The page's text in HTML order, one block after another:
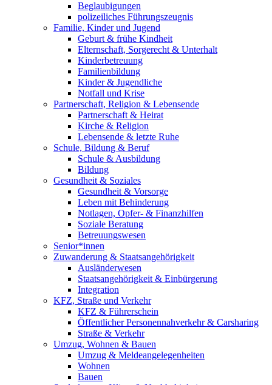
Beglaubigungen
polizeiliches Führungszeugnis
Familie, Kinder und Jugend
Geburt & frühe Kindheit
Elternschaft, Sorgerecht & Unterhalt
Kinderbetreuung
Familienbildung
Kinder & Jugendliche
Notfall und Krise
Partnerschaft, Religion & Lebensende
Partnerschaft & Heirat
Kirche & Religion
Lebensende & letzte Ruhe
Schule, Bildung & Beruf
Schule & Ausbildung
Bildung
Gesundheit & Soziales
Gesundheit & Vorsorge
Leben mit Behinderung
Notlagen, Opfer- & Finanzhilfen
Soziale Beratung
Betreuungswesen
Senior*innen
Zuwanderung & Staatsangehörigkeit
Ausländerwesen
Staatsangehörigkeit & Einbürgerung
Integration
KFZ, Straße und Verkehr
KFZ & Führerschein
Öffentlicher Personennahverkehr & Carsharing
Straße & Verkehr
Umzug, Wohnen & Bauen
Umzug & Meldeangelegenheiten
Wohnen
Bauen